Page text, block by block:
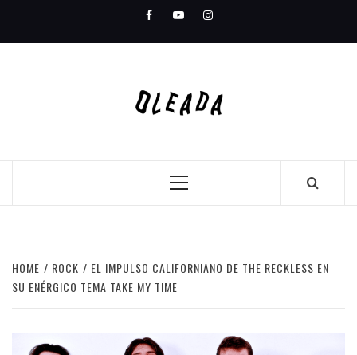
content
FacebookYoutubeInstagram
Primary
HOME ROCK
EL IMPULSO CALIFORNIANO DE THE RECKLESS EN
SU ENÉRGICO TEMA TAKE MY TIME